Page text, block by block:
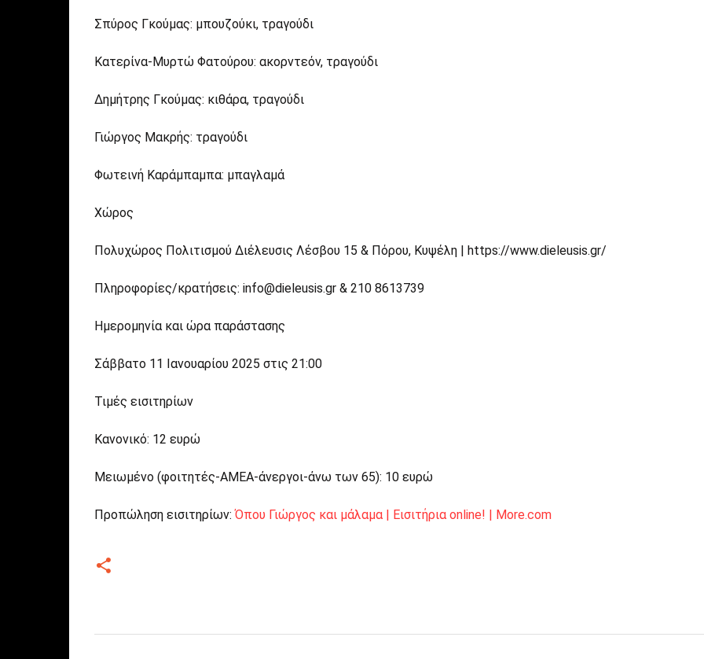
Σπύρος Γκούμας: μπουζούκι, τραγούδι
Κατερίνα-Μυρτώ Φατούρου: ακορντεόν, τραγούδι
Δημήτρης Γκούμας: κιθάρα, τραγούδι
Γιώργος Μακρής: τραγούδι
Φωτεινή Καράμπαμπα: μπαγλαμά
Χώρος
Πολυχώρος Πολιτισμού Διέλευσις Λέσβου 15 & Πόρου, Κυψέλη | https://www.dieleusis.gr/
Πληροφορίες/κρατήσεις: info@dieleusis.gr & 210 8613739
Ημερομηνία και ώρα παράστασης
Σάββατο 11 Ιανουαρίου 2025 στις 21:00
Τιμές εισιτηρίων
Κανονικό: 12 ευρώ
Μειωμένο (φοιτητές-ΑΜΕΑ-άνεργοι-άνω των 65): 10 ευρώ
Προπώληση εισιτηρίων:Όπου Γιώργος και μάλαμα | Εισιτήρια online! | More.com